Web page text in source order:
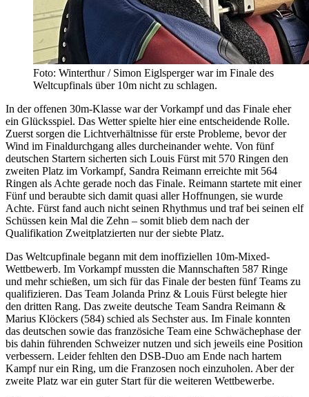
Foto: Winterthur / Simon Eiglsperger war im Finale des
Weltcupfinals über 10m nicht zu schlagen.
In der offenen 30m-Klasse war der Vorkampf und das Finale eher
ein Glücksspiel. Das Wetter spielte hier eine entscheidende Rolle.
Zuerst sorgen die Lichtverhältnisse für erste Probleme, bevor der
Wind im Finaldurchgang alles durcheinander wehte. Von fünf
deutschen Startern sicherten sich Louis Fürst mit 570 Ringen den
zweiten Platz im Vorkampf, Sandra Reimann erreichte mit 564
Ringen als Achte gerade noch das Finale. Reimann startete mit einer
Fünf und beraubte sich damit quasi aller Hoffnungen, sie wurde
Achte. Fürst fand auch nicht seinen Rhythmus und traf bei seinen elf
Schüssen kein Mal die Zehn – somit blieb dem nach der
Qualifikation Zweitplatzierten nur der siebte Platz.
Das Weltcupfinale begann mit dem inoffiziellen 10m-Mixed-
Wettbewerb. Im Vorkampf mussten die Mannschaften 587 Ringe
und mehr schießen, um sich für das Finale der besten fünf Teams zu
qualifizieren. Das Team Jolanda Prinz & Louis Fürst belegte hier
den dritten Rang. Das zweite deutsche Team Sandra Reimann &
Marius Klöckers (584) schied als Sechster aus. Im Finale konnten
das deutschen sowie das französiche Team eine Schwächephase der
bis dahin führenden Schweizer nutzen und sich jeweils eine Position
verbessern. Leider fehlten den DSB-Duo am Ende nach hartem
Kampf nur ein Ring, um die Franzosen noch einzuholen. Aber der
zweite Platz war ein guter Start für die weiteren Wettbewerbe.